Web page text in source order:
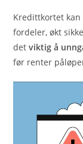
Kredittkortet
fordeler, økt
detviktig å
før renter